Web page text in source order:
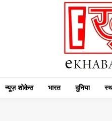
न्यूज़ शोकेस भारत दुनिया